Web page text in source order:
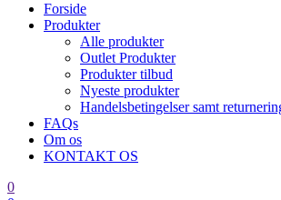
Forside
Produkter
Alle produkter
Outlet Produkter
Produkter tilbud
Nyeste produkter
Handelsbetingelser samt
FAQs
Om os
KONTAKT OS
0